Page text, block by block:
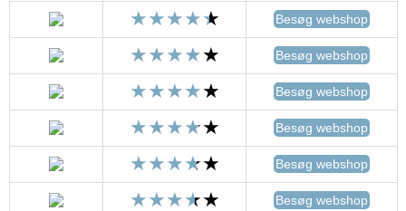
Besøg webshop
Besøg webshop
Besøg webshop
Besøg webshop
Besøg webshop
Besøg webshop